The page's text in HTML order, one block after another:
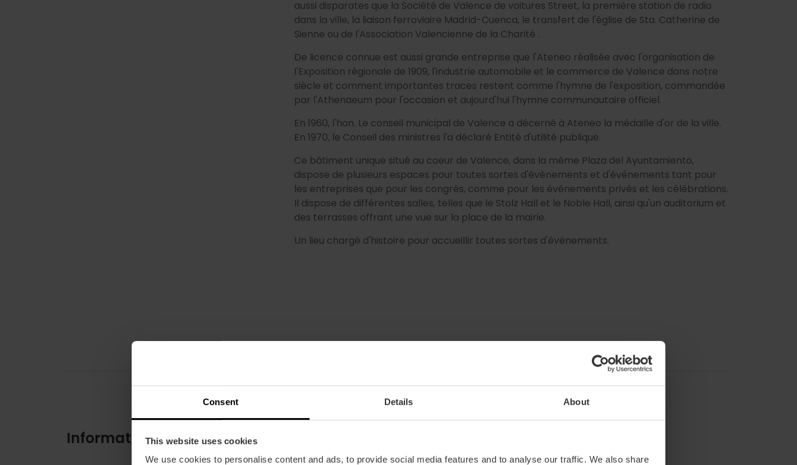
Consent Details About
This website uses cookies
We use cookies to personalise content and ads, to provide social media features and to analyse our traffic. We also share
aussi disparates que la Société de Valence de voitures Street, la première station de radio
dans la ville, la liaison ferroviaire Madrid-Cuenca, le transfert de l'église de Sta. Catherine de
Sienne ou de l'Association Valencienne de la Charité .
De licence connue est aussi grande entreprise que l'Ateneo réalisée avec l'organisation de
l'Exposition régionale de 1909, l'industrie automobile et le commerce de Valence dans notre
siècle et comment importantes traces restent comme l'hymne de l'exposition, commandée
par l'Athenaeum pour l'occasion et aujourd'hui l'hymne communautaire officiel.
En 1960, l'hon. Le conseil municipal de Valence a décerné à Ateneo la médaille d'or de la ville.
En 1970, le Conseil des ministres l'a déclaré Entité d'utilité publique.
Ce bâtiment unique situé au coeur de Valence, dans la même Plaza del Ayuntamiento,
dispose de plusieurs espaces pour toutes sortes d'événements et d'événements tant pour
les entreprises que pour les congrès, comme pour les événements privés et les célébrations.
Il dispose de différentes salles, telles que le Stolz Hall et le Noble Hall, ainsi qu'un auditorium et
des terrasses offrant une vue sur la place de la mairie.
Un lieu chargé d'histoire pour accueillir toutes sortes d'événements.
Informations pratiques